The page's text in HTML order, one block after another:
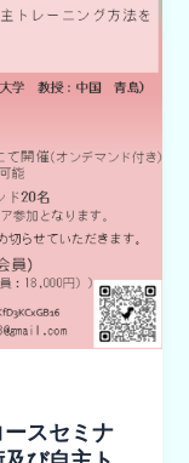
スセミナ